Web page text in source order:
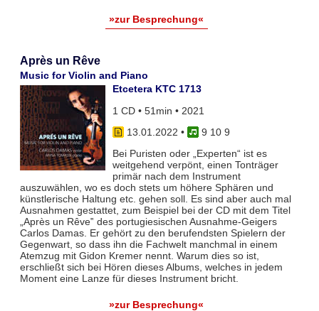
»zur Besprechung«
Après un Rêve
Music for Violin and Piano
Etcetera KTC 1713
1 CD • 51min • 2021
13.01.2022 •
9 10 9
Bei Puristen oder „Experten“ ist es
weitgehend verpönt, einen Tonträger
primär nach dem Instrument
auszuwählen, wo es doch stets um höhere Sphären und
künstlerische Haltung etc. gehen soll. Es sind aber auch mal
Ausnahmen gestattet, zum Beispiel bei der CD mit dem Titel
„Après un Rêve‟ des portugiesischen Ausnahme-Geigers
Carlos Damas. Er gehört zu den berufendsten Spielern der
Gegenwart, so dass ihn die Fachwelt manchmal in einem
Atemzug mit Gidon Kremer nennt. Warum dies so ist,
erschließt sich bei Hören dieses Albums, welches in jedem
Moment eine Lanze für dieses Instrument bricht.
»zur Besprechung«